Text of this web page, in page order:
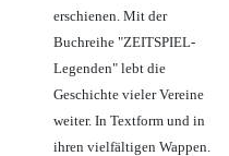
erschienen. Mit der
Buchreihe "ZEITSPIEL-
Legenden" lebt die
Geschichte vieler Vereine
weiter. In Textform und in
ihren vielfältigen Wappen.